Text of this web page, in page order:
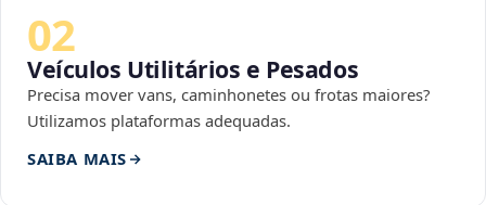
02
Veículos Utilitários e Pesados
Precisa mover vans, caminhonetes ou frotas maiores?
Utilizamos plataformas adequadas.
SAIBA MAIS